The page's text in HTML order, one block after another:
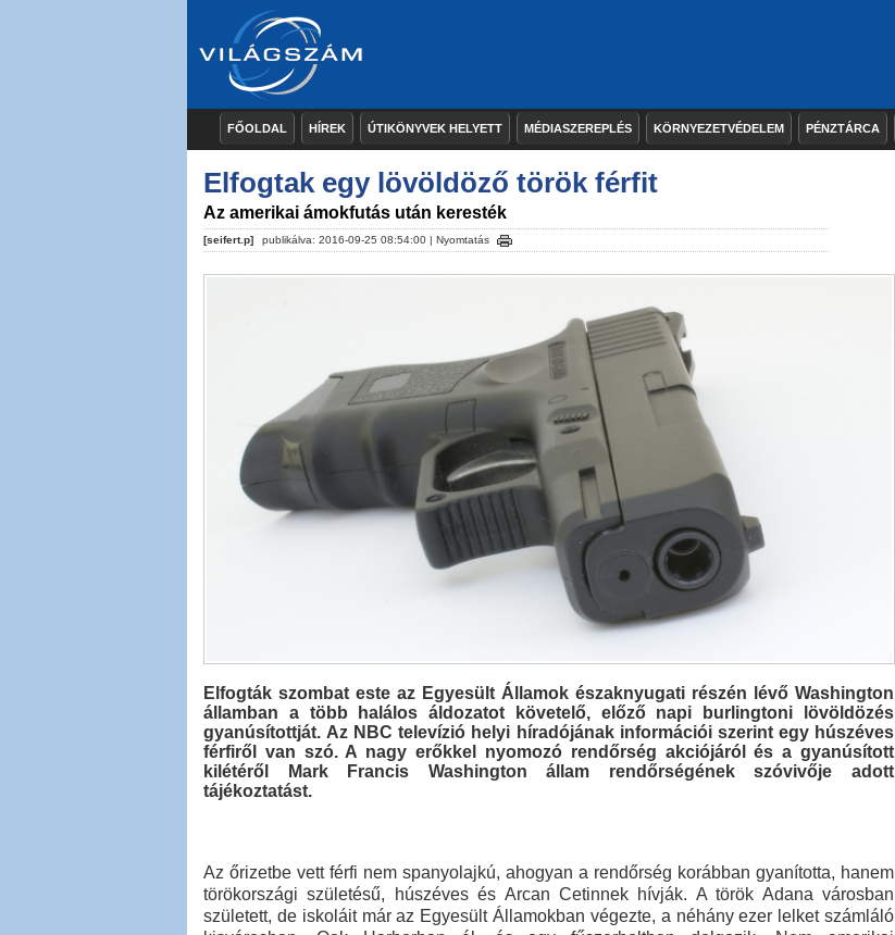
FŐOLDAL HÍREK ÚTIKÖNYVEK HELYETT MÉDIASZEREPLÉS KÖRNYEZETVÉDELEM PÉNZTÁRCA
Elfogtak egy lövöldöző török férfit
Az amerikai ámokfutás után keresték
[seifert.p] publikálva: 2016-09-25 08:54:00 | Nyomtatás
Elfogták szombat este az Egyesült Államok északnyugati részén lévő Washington
államban a több halálos áldozatot követelő, előző napi burlingtoni lövöldözés
gyanúsítottját. Az NBC televízió helyi híradójának információi szerint egy húszéves
férfiről van szó. A nagy erőkkel nyomozó rendőrség akciójáról és a gyanúsított
kilétéről Mark Francis Washington állam rendőrségének szóvivője adott
tájékoztatást.
Az őrizetbe vett férfi nem spanyolajkú, ahogyan a rendőrség korábban gyanította, hanem
törökországi születésű, húszéves és Arcan Cetinnek hívják. A török Adana városban
született, de iskoláit már az Egyesült Államokban végezte, a néhány ezer lelket számláló